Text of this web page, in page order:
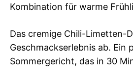
Kombination für warme
Das cremige Chili-Limetten-
Geschmackserlebnis ab. Ein
Sommergericht, das in 30